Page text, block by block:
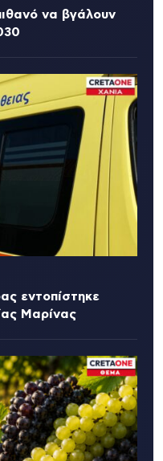
να βγάλουν
εντοπίστηκε
Μαρίνας